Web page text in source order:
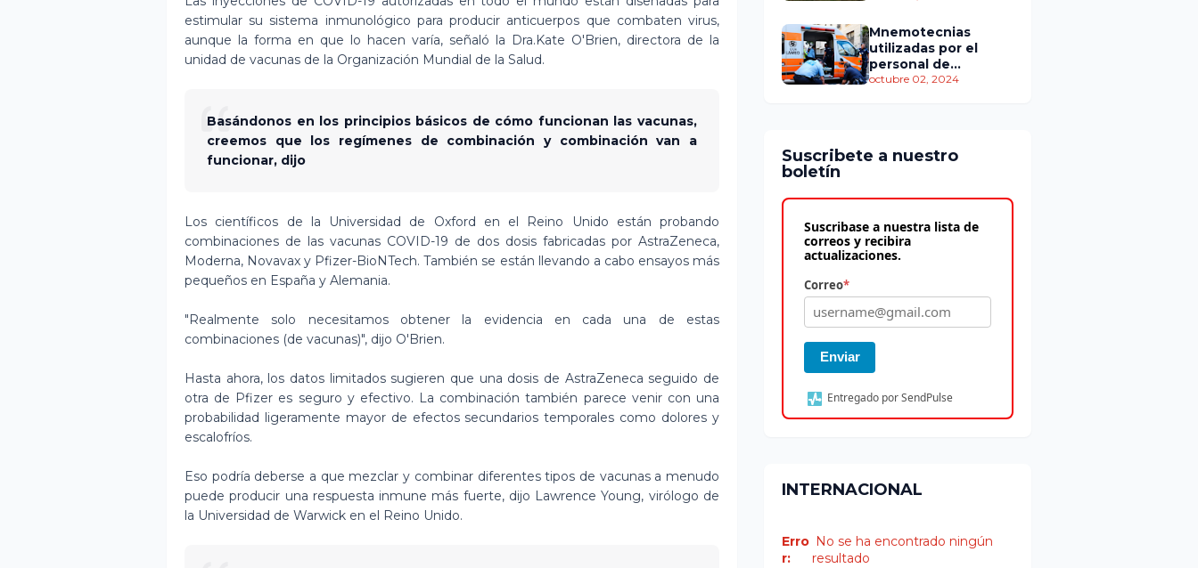
estimular su sistema inmunológico para producir anticuerpos que combaten virus,
aunque la forma en que lo hacen varía, señaló la Dra.Kate O'Brien, directora de la
unidad de vacunas de la Organización Mundial de la Salud.
Basándonos en los principios básicos de cómo funcionan las vacunas,
creemos que los regímenes de combinación y combinación van a
funcionar, dijo
Los científicos de la Universidad de Oxford en el Reino Unido están probando
combinaciones de las vacunas COVID-19 de dos dosis fabricadas por AstraZeneca,
Moderna, Novavax y Pfizer-BioNTech. También se están llevando a cabo ensayos más
pequeños en España y Alemania.
"Realmente solo necesitamos obtener la evidencia en cada una de estas
combinaciones (de vacunas)", dijo O'Brien.
Hasta ahora, los datos limitados sugieren que una dosis de AstraZeneca seguido de
otra de Pfizer es seguro y efectivo. La combinación también parece venir con una
probabilidad ligeramente mayor de efectos secundarios temporales como dolores y
escalofríos.
Eso podría deberse a que mezclar y combinar diferentes tipos de vacunas a menudo
puede producir una respuesta inmune más fuerte, dijo Lawrence Young, virólogo de
la Universidad de Warwick en el Reino Unido.
Mnemotecnias
utilizadas por el
personal de
atención
octubre 02, 2024
Suscribete a nuestro
boletín
Suscribase a nuestra lista de
correos y recibira
actualizaciones.
Correo*
Enviar
Entregado por SendPulse
INTERNACIONAL
Erro
r:
No se ha encontrado ningún
resultado